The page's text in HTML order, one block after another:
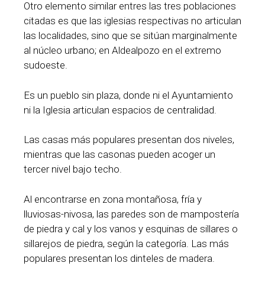
Otro elemento similar entres las tres poblaciones
citadas es que las iglesias respectivas no articulan
las localidades, sino que se sitúan marginalmente
al núcleo urbano; en Aldealpozo en el extremo
sudoeste.
Es un pueblo sin plaza, donde ni el Ayuntamiento
ni la Iglesia articulan espacios de centralidad.
Las casas más populares presentan dos niveles,
mientras que las casonas pueden acoger un
tercer nivel bajo techo.
Al encontrarse en zona montañosa, fría y
lluviosas-nivosa, las paredes son de mampostería
de piedra y cal y los vanos y esquinas de sillares o
sillarejos de piedra, según la categoría. Las más
populares presentan los dinteles de madera.